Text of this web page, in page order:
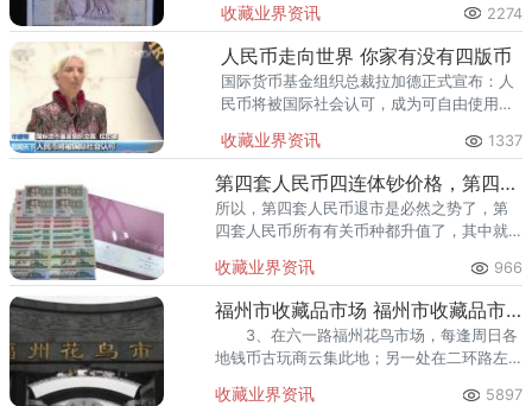
子头上的左边是一副图名叫仙鹤劲松。
收藏业界资讯 2274
人民币走向世界 你家有没有四版币
国际货币基金组织总裁拉加德正式宣布：人
民币将被国际社会认可，成为可自由使用的
意味着认可人民币的汇率波动。
收藏业界资讯 1337
第四套人民币四连体钞价格，第四套人民币四连体钞价格多少钱？
所以，第四套人民币退市是必然之势了，第
四套人民币所有有关币种都升值了，其中就
收藏业界资讯 966
福州市收藏品市场 福州市收藏品市场地址
3、在六一路福州花鸟市场，每逢周日各
地钱币古玩商云集此地；另一处在二环路左
收藏业界资讯 5897